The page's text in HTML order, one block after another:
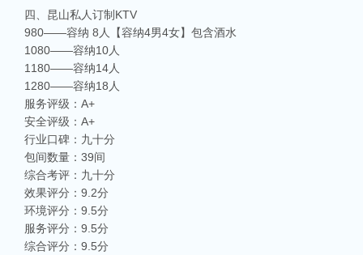
四、昆山私人订制KTV
980——容纳 8人【容纳4男4女】包含酒水
1080——容纳10人
1180——容纳14人
1280——容纳18人
服务评级：A+
安全评级：A+
行业口碑：九十分
包间数量：39间
综合考评：九十分
效果评分：9.2分
环境评分：9.5分
服务评分：9.5分
综合评分：9.5分